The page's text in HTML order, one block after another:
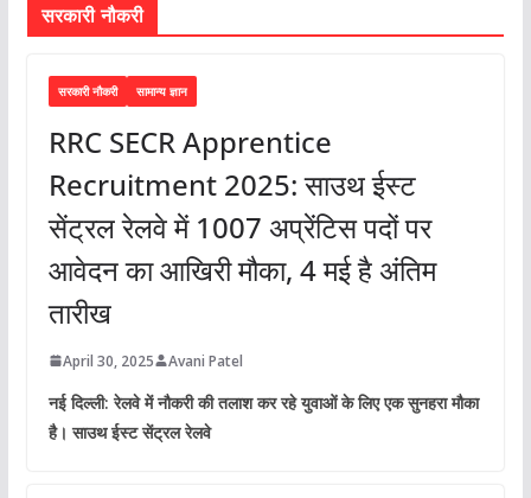
सरकारी नौकरी
सरकारी नौकरी सामान्य ज्ञान
RRC SECR Apprentice
Recruitment 2025: साउथ ईस्ट
सेंट्रल रेलवे में 1007 अप्रेंटिस पदों पर
आवेदन का आखिरी मौका, 4 मई है अंतिम
तारीख
April 30, 2025 Avani Patel
नई दिल्ली: रेलवे में नौकरी की तलाश कर रहे युवाओं के लिए एक सुनहरा मौका
है। साउथ ईस्ट सेंट्रल रेलवे